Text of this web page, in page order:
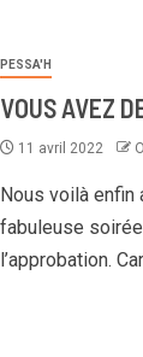
PESSA'H
VOUS AVEZ
11 avril 2022
Nous voilà enfin
fabuleuse soirée
l’approbation.